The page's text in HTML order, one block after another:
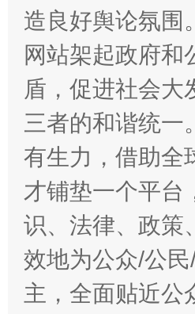
造良好舆论氛围
网站架起政府和
盾，促进社会大
三者的和谐统一
有生力，借助全
才铺垫一个平台
识、法律、政策
效地为公众/公
主，全面贴近公